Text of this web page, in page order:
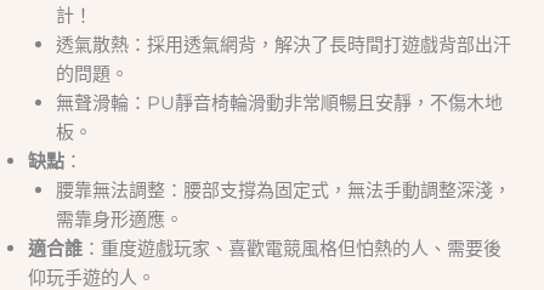
計！
透氣散熱：採用透氣網背，解決了長時間打遊戲背部出汗
的問題。
無聲滑輪：PU靜音椅輪滑動非常順暢且安靜，不傷木地
板。
缺點 ：
腰靠無法調整：腰部支撐為固定式，無法手動調整深淺，
需靠身形適應。
適合誰 ：重度遊戲玩家、喜歡電競風格但怕熱的人、需要後
仰玩手遊的人。